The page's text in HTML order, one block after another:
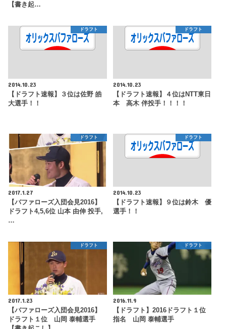
【書き起…
ドラフト
2014.10.23
【ドラフト速報】３位は佐野 皓
大選手！！
ドラフト
2014.10.23
【ドラフト速報】４位はNTT東日
本 高木 伴投手！！！！
ドラフト
2017.1.27
【バファローズ入団会見2016】
ドラフト4,5,6位 山本 由伸 投手,
…
ドラフト
2014.10.23
【ドラフト速報】９位は鈴木 優
選手！！
ドラフト
2017.1.23
【バファローズ入団会見2016】
ドラフト１位 山岡 泰輔選手
ドラフト
2016.11.9
【ドラフト】2016ドラフト１位
指名 山岡 泰輔選手